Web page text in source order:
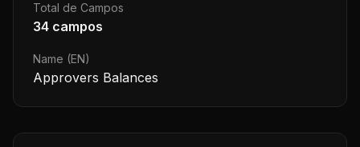
Total de Campos
34 campos
Name (EN)
Approvers Balances